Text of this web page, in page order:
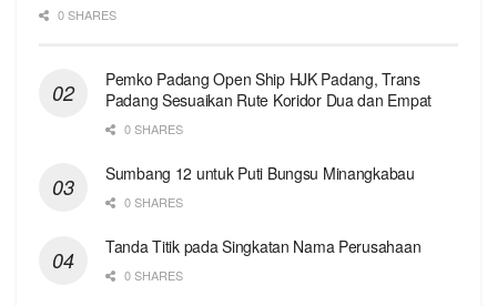
0 SHARES
Pemko Padang Open Ship HJK Padang, Trans
Padang Sesuaikan Rute Koridor Dua dan Empat
0 SHARES
Sumbang 12 untuk Puti Bungsu Minangkabau
0 SHARES
Tanda Titik pada Singkatan Nama Perusahaan
0 SHARES